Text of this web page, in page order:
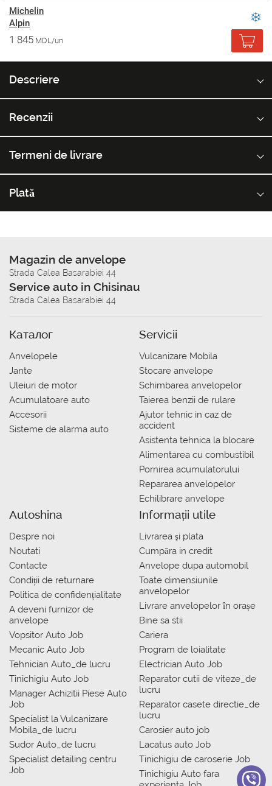
Michelin
Alpin
1 845 MDL/un
Descriere
Recenzii
Termeni de livrare
Plată
Magazin de anvelope
Strada Calea Basarabiei 44
Service auto in Chisinau
Strada Calea Basarabiei 44
Каталог
Anvelopele
Jante
Uleiuri de motor
Acumulatoare auto
Accesorii
Sisteme de alarma auto
Servicii
Vulcanizare Mobila
Stocare anvelope
Schimbarea anvelopelor
Taierea benzii de rulare
Ajutor tehnic in caz de
accident
Asistenta tehnica la blocare
Alimentarea cu combustibil
Pornirea acumulatorului
Repararea anvelopelor
Echilibrare anvelope
Autoshina
Despre noi
Noutati
Contacte
Condiții de returnare
Politica de confidențialitate
A deveni furnizor de
anvelope
Vopsitor Auto Job
Mecanic Auto Job
Tehnician Auto_de lucru
Tinichigiu Auto Job
Manager Achizitii Piese Auto
Job
Specialist la Vulcanizare
Mobila_de lucru
Sudor Auto_de lucru
Specialist detailing centru
Job
Informații utile
Livrarea şi plata
Сumpăra in credit
Anvelope dupa automobil
Toate dimensiunile
anvelopelor
Livrare anvelopelor în orașe
Bine sa stii
Cariera
Program de loialitate
Electrician Auto Job
Reparator cutii de viteze_de
lucru
Reparator casete directie_de
lucru
Carosier auto job
Lacatus auto Job
Tinichigiu de caroserie Job
Tinichigiu Auto fara